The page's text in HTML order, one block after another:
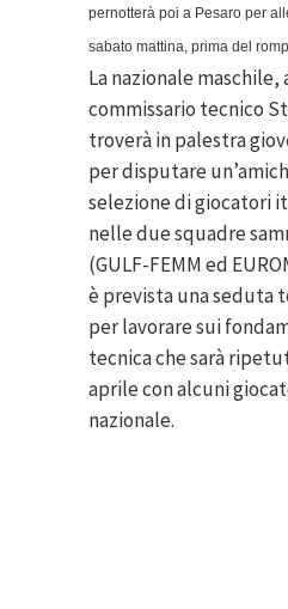
pernotterà poi a Pesaro per
sabato mattina, prima del
La nazionale
commissario tecnico
troverà in palestra
per disputare
selezione di giocatori
nelle due squadre
(GULF-FEMM ed
è prevista una seduta
per lavorare sui
tecnica che sarà
aprile con alcuni
nazionale.